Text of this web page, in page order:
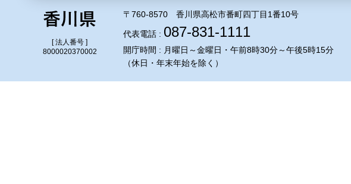
[ 法人番号 ]
8000020370002
〒760-8570 香川県高松市番町四丁目1番10号
代表電話 : 087-831-1111
開庁時間 : 月曜日～金曜日・午前8時30分～午後5時15分
（休日・年末年始を除く）